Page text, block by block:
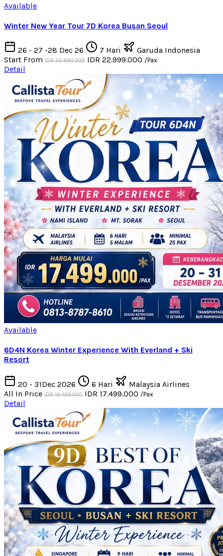
Available
Winter New Year Tour 7D Korea Busan Seoul
26 - 27 -28 Dec 26 7 Hari
Garuda Indonesia
Start From IDR 25.990.000 IDR 22.999.000 /Pax
Detail
Available
6D4N Korea Winter Experience With Everland + Ski
Resort
20 - 31Dec 2026 6 Hari
Malaysia Airlines
All In Price IDR 19.499.000 IDR 17.499.000 /Pax
Detail